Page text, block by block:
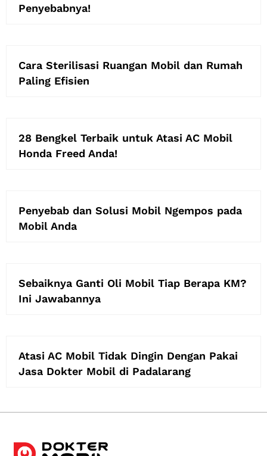
Penyebabnya!
Cara Sterilisasi Ruangan Mobil dan Rumah
Paling Efisien
28 Bengkel Terbaik untuk Atasi AC Mobil
Honda Freed Anda!
Penyebab dan Solusi Mobil Ngempos pada
Mobil Anda
Sebaiknya Ganti Oli Mobil Tiap Berapa KM?
Ini Jawabannya
Atasi AC Mobil Tidak Dingin Dengan Pakai
Jasa Dokter Mobil di Padalarang